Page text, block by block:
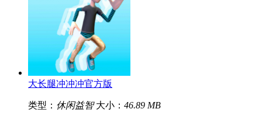
大长腿冲冲冲官方版
类型： 休闲益智 大小： 46.89 MB